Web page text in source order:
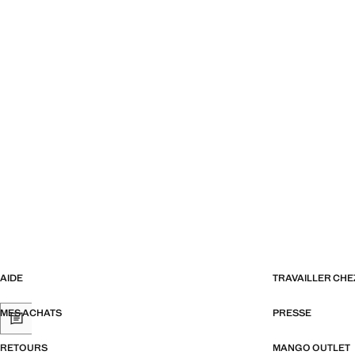
AIDE TRAVAILLER
MES ACHATS PRESSE
RETOURS MANGO OUTLET